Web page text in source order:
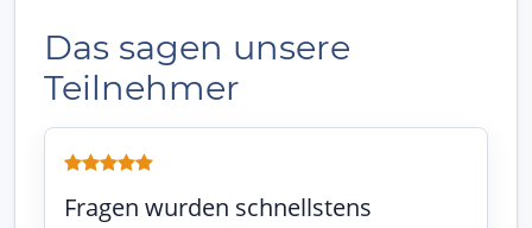
Das sagen unsere
Teilnehmer
Fragen wurden schnellstens